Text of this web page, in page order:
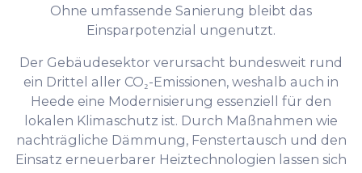
Ohne umfassende Sanierung bleibt das
Einsparpotenzial ungenutzt.
Der Gebäudesektor verursacht bundesweit rund
ein Drittel aller CO₂-Emissionen, weshalb auch in
Heede eine Modernisierung essenziell für den
lokalen Klimaschutz ist. Durch Maßnahmen wie
nachträgliche Dämmung, Fenstertausch und den
Einsatz erneuerbarer Heiztechnologien lassen sich